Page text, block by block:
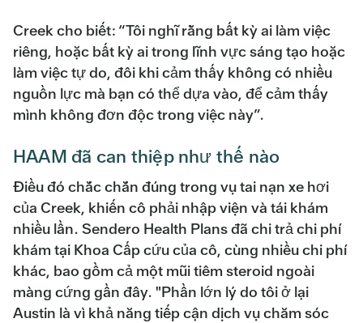
Creek cho biết: “Tôi nghĩ rằng bất kỳ ai làm việc
riêng, hoặc bất kỳ ai trong lĩnh vực sáng tạo hoặc
làm việc tự do, đôi khi cảm thấy không có nhiều
nguồn lực mà bạn có thể dựa vào, để cảm thấy
mình không đơn độc trong việc này”.
HAAM đã can thiệp như thế nào
Điều đó chắc chắn đúng trong vụ tai nạn xe hơi
của Creek, khiến cô phải nhập viện và tái khám
nhiều lần. Sendero Health Plans đã chi trả chi phí
khám tại Khoa Cấp cứu của cô, cùng nhiều chi phí
khác, bao gồm cả một mũi tiêm steroid ngoài
màng cứng gần đây. "Phần lớn lý do tôi ở lại
Austin là vì khả năng tiếp cận dịch vụ chăm sóc